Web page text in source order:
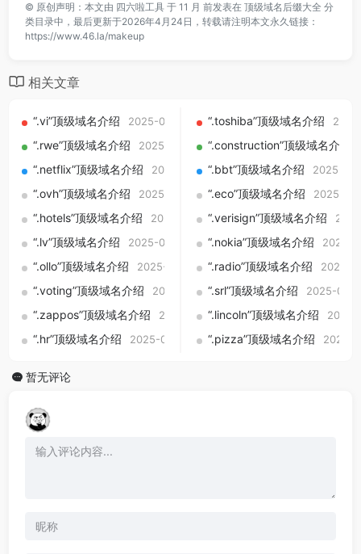
© 原创声明：本文由 四六啦工具 于 11 月 前发表在 顶级域名后缀大全 分
类目录中，最后更新于2026年4月24日，转载请注明本文永久链接：
https://www.46.la/makeup
相关文章
“.vi”顶级域名介绍 2025-09-01 “.toshiba”顶级域名介绍
“.rwe”顶级域名介绍 2025-09-01 “.construction”顶级域名介绍
“.netflix”顶级域名介绍 2025-09-01“.bbt”顶级域名介绍 2025-
“.ovh”顶级域名介绍 2025-09-01 “.eco”顶级域名介绍 2025-
“.hotels”顶级域名介绍 2025-09-01“.verisign”顶级域名介绍
“.lv”顶级域名介绍 2025-09-01 “.nokia”顶级域名介绍 2025-
“.ollo”顶级域名介绍 2025-09-01 “.radio”顶级域名介绍 2025-
“.voting”顶级域名介绍 2025-09-01“.srl”顶级域名介绍 2025-09-
“.zappos”顶级域名介绍 2025-09-01“.lincoln”顶级域名介绍 2025-
“.hr”顶级域名介绍 2025-09-01 “.pizza”顶级域名介绍 2025-
暂无评论